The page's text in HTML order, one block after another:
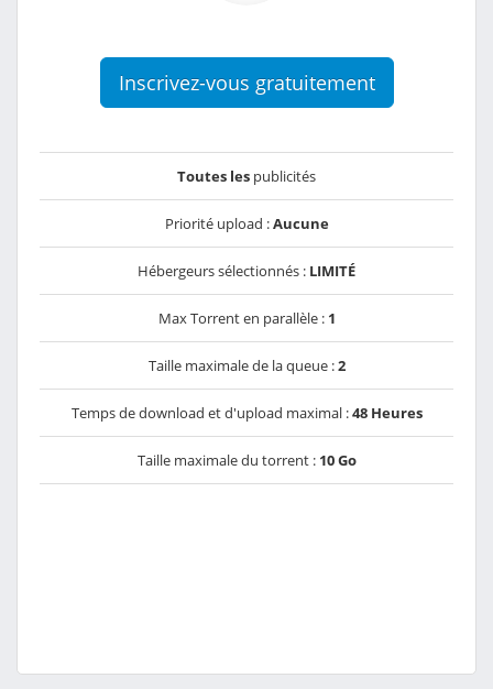
Inscrivez-vous gratuitement
Toutes les publicités
Priorité upload :Aucune
Hébergeurs sélectionnés : LIMITÉ
Max Torrent en parallèle : 1
Taille maximale de la queue :2
Temps de download et d'upload maximal :48 Heures
Taille maximale du torrent : 10 Go